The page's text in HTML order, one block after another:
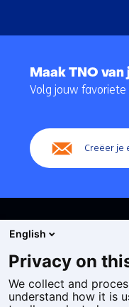
Maak TNO van
Volg jouw
Creëer je
Cookies
Privacy statement
English
Privacy on
We collect and
understand how it is